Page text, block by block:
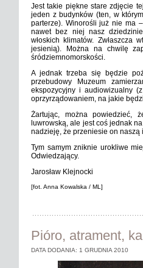
Jest takie piękne stare zdjęcie
jeden z budynków (ten, w
parterze). Winorośli już nie ma
nawet bez niej nasz
włoskich klimatów. Zwłaszcza
jesienią). Można na chwilę
śródziemnomorskości.
A jednak trzeba się będzie
przebudowy Muzeum
ekspozycyjny i audiowizualny
oprzyrządowaniem, na jakie
Żartując, można powiedzieć,
luwrowską, ale jest coś jednak
nadzieję, że przeniesie on naszą
Tym samym zniknie urokliwe
Odwiedzający.
Jarosław Klejnocki
[fot. Anna Kowalska / ML]
Pióro, atrament,
DATA DODANIA: 1 GRUDNIA 2010